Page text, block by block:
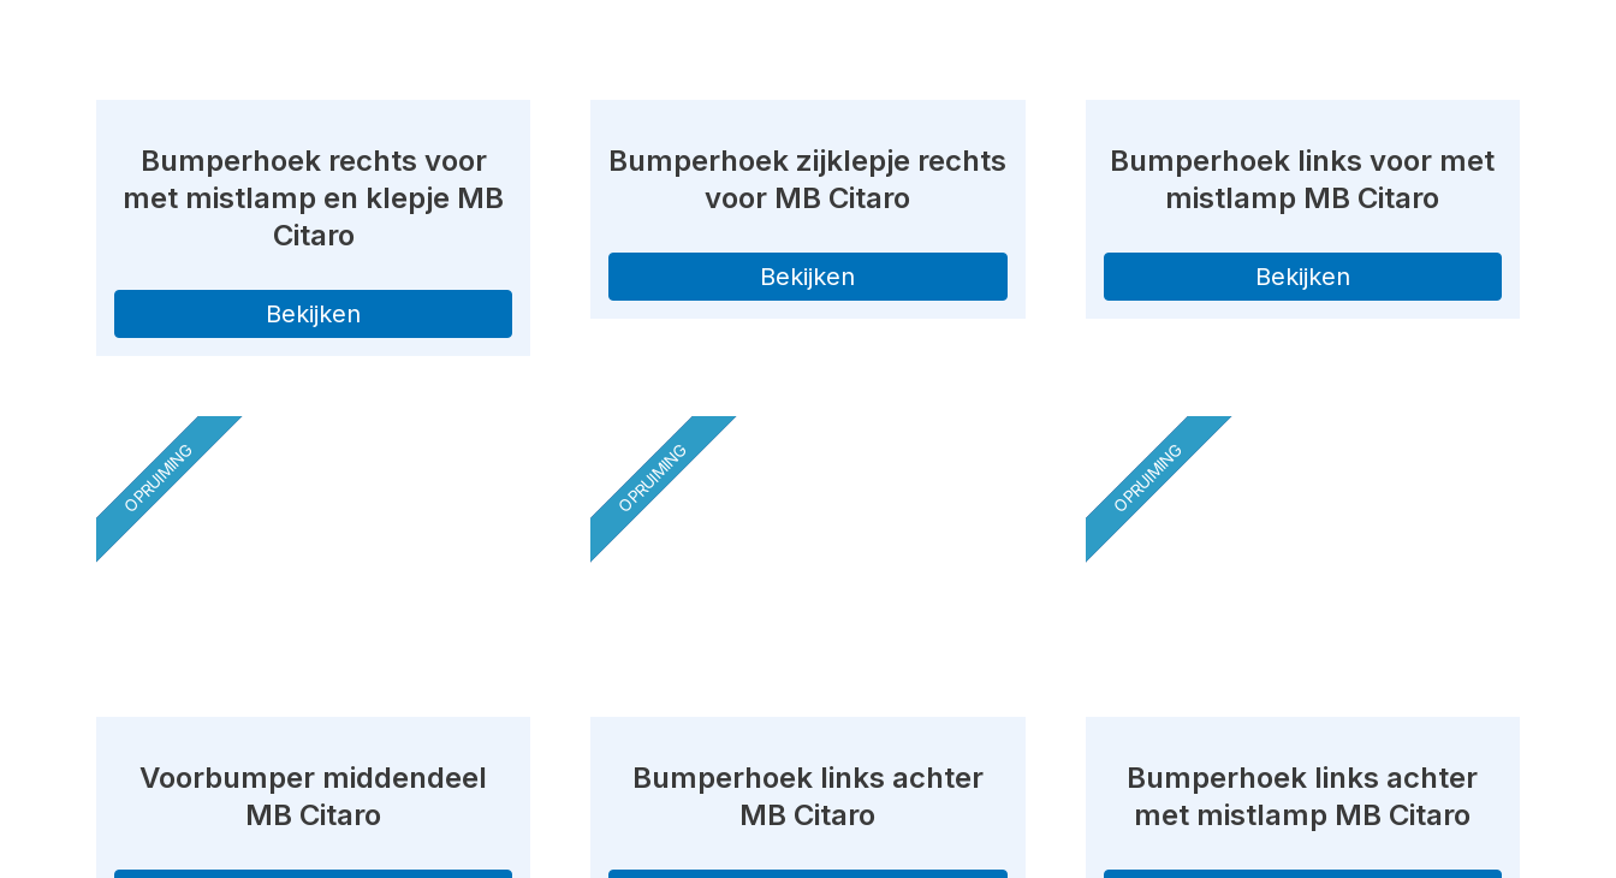
Bumperhoek rechts voor
met mistlamp en klepje MB
Citaro
Bekijken
Bumperhoek zijklepje rechts
voor MB Citaro
Bekijken
Bumperhoek links voor met
mistlamp MB Citaro
Bekijken
OPRUIMING
Voorbumper middendeel
MB Citaro
OPRUIMING
Bumperhoek links achter
MB Citaro
OPRUIMING
Bumperhoek links achter
met mistlamp MB Citaro